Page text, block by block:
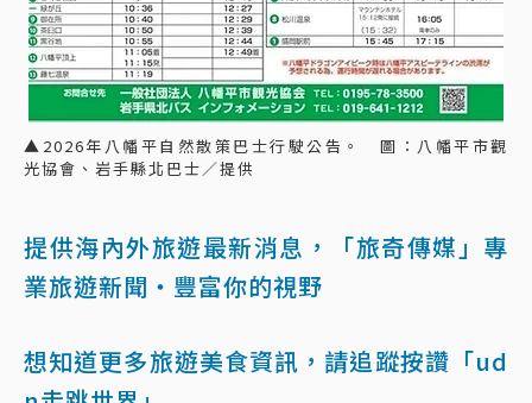
▲2026年八幡平自然散策巴士行駛公告。 圖：八幡平市觀
光協會、岩手縣北巴士／提供
提供海內外旅遊最新消息，「旅奇傳媒」專
業旅遊新聞‧豐富你的視野
想知道更多旅遊美食資訊，請追蹤按讚「ud